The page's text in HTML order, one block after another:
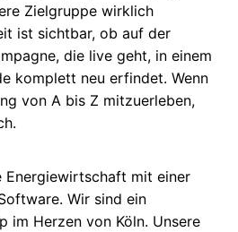
Zielgruppe wirklich
ist sichtbar, ob auf der
die live geht, in einem
komplett neu erfindet. Wenn
von A bis Z mitzuerleben,
mit einer
Wir sind ein
im Herzen von Köln. Unsere